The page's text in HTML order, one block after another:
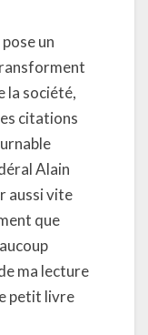
un
la société,
citations
Alain
aussi vite
que
ma lecture
petit livre